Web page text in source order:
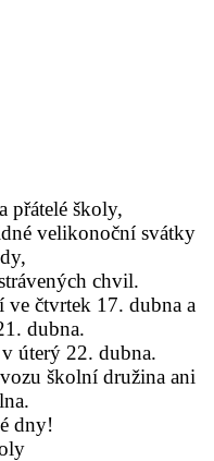
přátelé školy,
velikonoční svátky
chvil.
čtvrtek 17. dubna a
dubna.
úterý 22. dubna.
školní družina ani
dny!